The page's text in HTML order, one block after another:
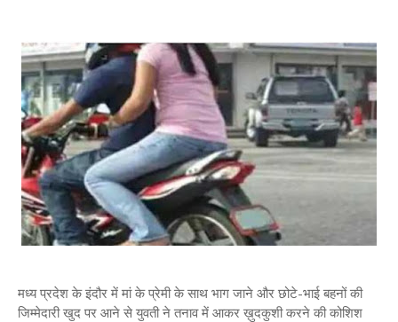
मध्य प्रदेश के इंदौर में मां के प्रेमी के साथ भाग जाने और छोटे-भाई बहनों की
जिम्मेदारी खुद पर आने से युवती ने तनाव में आकर ख़ुदकुशी करने की कोशिश